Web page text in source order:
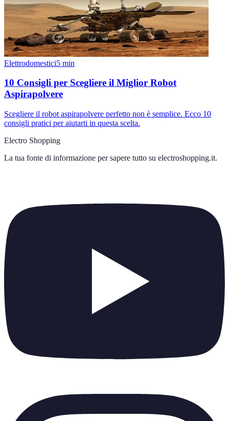
Elettrodomestici5 min
10 Consigli per Scegliere il Miglior Robot
Aspirapolvere
Scegliere il robot aspirapolvere perfetto non è semplice. Ecco 10
consigli pratici per aiutarti in questa scelta.
Electro Shopping
La tua fonte di informazione per sapere tutto su electroshopping.it.